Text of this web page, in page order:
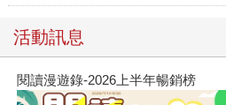
活動訊息
閱讀漫遊錄-2026上半年暢銷榜